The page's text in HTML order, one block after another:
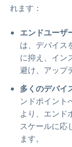
れます：
エンドユーザ
は、デバイス
に抑え、イン
避け、アップ
多くのデバイ
ンドポイント
より、エンド
スケールに応
ます。